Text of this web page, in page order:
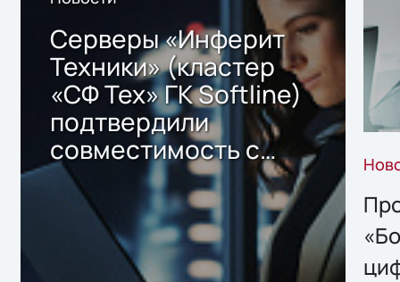
Серверы «Инферит
Техники» (кластер
«СФ Тех» ГК Softline)
подтвердили
совместимость с
решением Sharx
Storage 2.x для
хранения данных